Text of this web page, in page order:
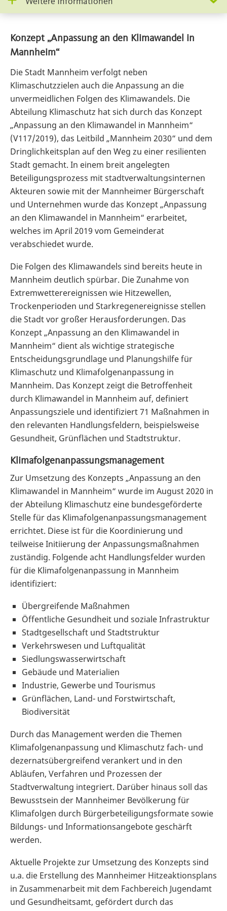
Konzept „Anpassung an den Klimawandel in
Mannheim“
Die Stadt Mannheim verfolgt neben
Klimaschutzzielen auch die Anpassung an die
unvermeidlichen Folgen des Klimawandels. Die
Abteilung Klimaschutz hat sich durch das Konzept
„Anpassung an den Klimawandel in Mannheim“
(V117/2019), das Leitbild „Mannheim 2030“ und dem
Dringlichkeitsplan auf den Weg zu einer resilienten
Stadt gemacht. In einem breit angelegten
Beteiligungsprozess mit stadtverwaltungsinternen
Akteuren sowie mit der Mannheimer Bürgerschaft
und Unternehmen wurde das Konzept „Anpassung
an den Klimawandel in Mannheim“ erarbeitet,
welches im April 2019 vom Gemeinderat
verabschiedet wurde.
Die Folgen des Klimawandels sind bereits heute in
Mannheim deutlich spürbar. Die Zunahme von
Extremwetterereignissen wie Hitzewellen,
Trockenperioden und Starkregenereignisse stellen
die Stadt vor großer Herausforderungen. Das
Konzept „Anpassung an den Klimawandel in
Mannheim“ dient als wichtige strategische
Entscheidungsgrundlage und Planungshilfe für
Klimaschutz und Klimafolgenanpassung in
Mannheim. Das Konzept zeigt die Betroffenheit
durch Klimawandel in Mannheim auf, definiert
Anpassungsziele und identifiziert 71 Maßnahmen in
den relevanten Handlungsfeldern, beispielsweise
Gesundheit, Grünflächen und Stadtstruktur.
Klimafolgenanpassungsmanagement
Zur Umsetzung des Konzepts „Anpassung an den
Klimawandel in Mannheim“ wurde im August 2020 in
der Abteilung Klimaschutz eine bundesgeförderte
Stelle für das Klimafolgenanpassungsmanagement
errichtet. Diese ist für die Koordinierung und
teilweise Initiierung der Anpassungsmaßnahmen
zuständig. Folgende acht Handlungsfelder wurden
für die Klimafolgenanpassung in Mannheim
identifiziert:
Übergreifende Maßnahmen
Öffentliche Gesundheit und soziale Infrastruktur
Stadtgesellschaft und Stadtstruktur
Verkehrswesen und Luftqualität
Siedlungswasserwirtschaft
Gebäude und Materialien
Industrie, Gewerbe und Tourismus
Grünflächen, Land- und Forstwirtschaft,
Biodiversität
Durch das Management werden die Themen
Klimafolgenanpassung und Klimaschutz fach- und
dezernatsübergreifend verankert und in den
Abläufen, Verfahren und Prozessen der
Stadtverwaltung integriert. Darüber hinaus soll das
Bewusstsein der Mannheimer Bevölkerung für
Klimafolgen durch Bürgerbeteiligungsformate sowie
Bildungs- und Informationsangebote geschärft
werden.
Aktuelle Projekte zur Umsetzung des Konzepts sind
u.a. die Erstellung des Mannheimer Hitzeaktionsplans
in Zusammenarbeit mit dem Fachbereich Jugendamt
und Gesundheitsamt, gefördert durch das